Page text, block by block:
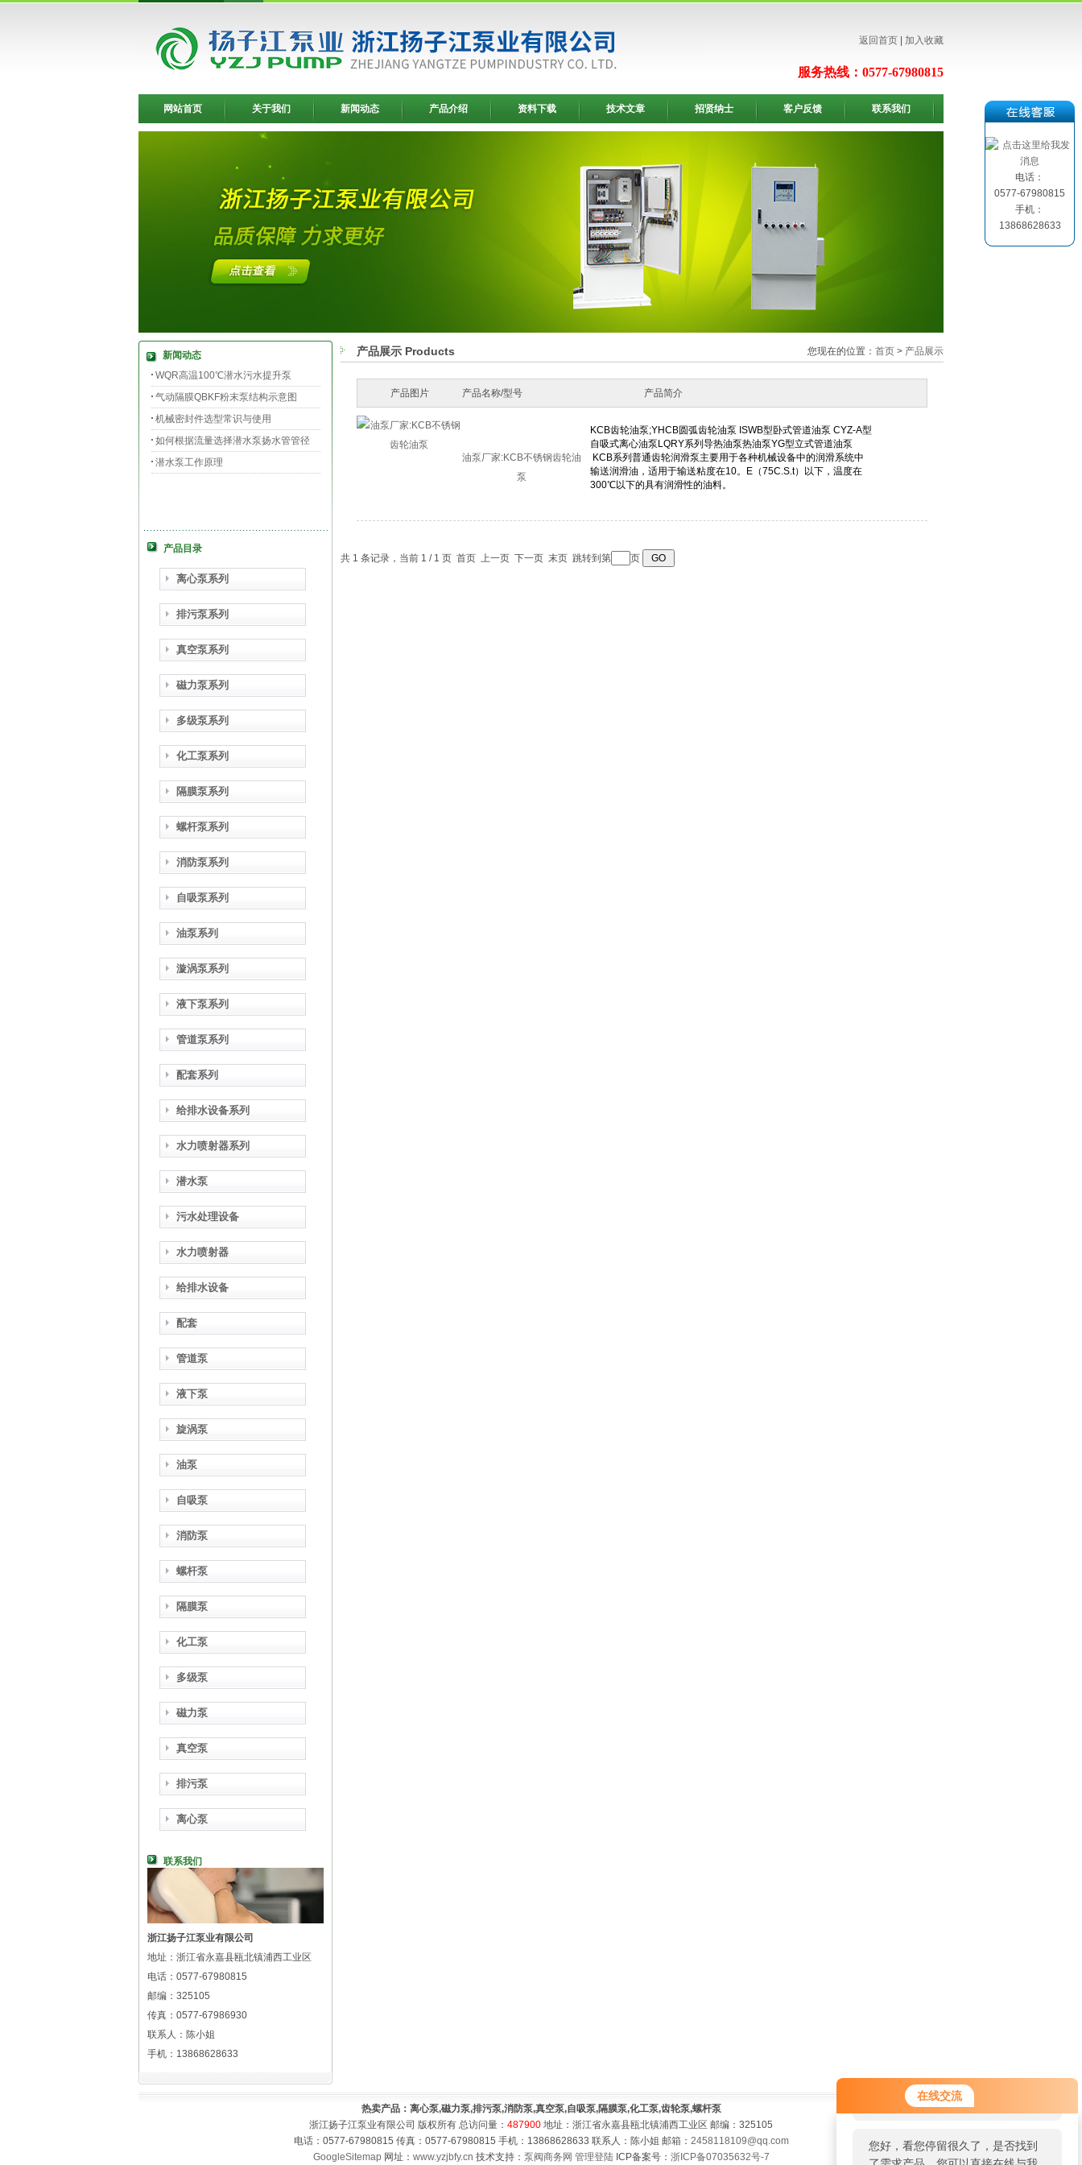
在线交流
您好！欢迎前来咨询，很高兴为您
服务，请问您要咨询什么问题呢？
您好，看您停留很久了，是否找到
返回首页 加入收藏
服务热线：0577-67980815
网站首页 关于我们 新闻动态 产品介绍 资料下载 技术文章 招贤纳士 客户反馈 联系我们
新闻动态
WQR高温100℃潜水污水提升泵
气动隔膜QBKF粉末泵结构示意图
机械密封件选型常识与使用
如何根据流量选择潜水泵扬水管管径
潜水泵工作原理
产品目录
离心泵系列
排污泵系列
真空泵系列
磁力泵系列
多级泵系列
化工泵系列
隔膜泵系列
螺杆泵系列
消防泵系列
自吸泵系列
油泵系列
漩涡泵系列
液下泵系列
管道泵系列
配套系列
给排水设备系列
水力喷射器系列
潜水泵
污水处理设备
水力喷射器
给排水设备
配套
管道泵
液下泵
旋涡泵
油泵
自吸泵
消防泵
螺杆泵
隔膜泵
化工泵
多级泵
磁力泵
真空泵
排污泵
离心泵
联系我们
浙江扬子江泵业有限公司
地址：浙江省永嘉县瓯北镇浦西工业区
电话：0577-67980815
邮编：325105
传真：0577-67986930
联系人：陈小姐
手机：13868628633
产品展示 Products 您现在的位置： 首页 > 产品展示
产品图片 产品名称/型号 产品简介
油泵厂家:KCB不锈钢齿轮油
泵
共 1 条记录，当前 1 / 1 页 首页 上一页 下一页 末页 跳转到第 页
热卖产品：离心泵,磁力泵,排污泵,消防泵,真空泵,自吸泵,隔膜泵,化工泵,齿轮泵,螺杆泵
浙江扬子江泵业有限公司 版权所有 总访问量： 487900 地址：浙江省永嘉县瓯北镇浦西工业区 邮编：325105
电话：0577-67980815 传真：0577-67980815 手机：13868628633 联系人：陈小姐 邮箱： 2458118109@qq.com
GoogleSitemap 网址： www.yzjbfy.cn 技术支持： 泵阀商务网 管理登陆ICP备案号： 浙ICP备07035632号-7
电话：
0577-67980815
手机：
13868628633